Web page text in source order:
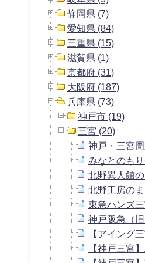
静岡県 (7)
愛知県 (84)
三重県 (15)
滋賀県 (1)
京都府 (31)
大阪府 (187)
兵庫県 (73)
神戸市 (19)
三宮 (20)
神戸・三宮
みなとのも
北野異人館
北野工房の
東急ハンズ
神戸阪急（
【アイング
【神戸三宮